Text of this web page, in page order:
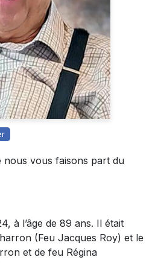
nous vous faisons part du
à l’âge de 89 ans. Il était
(Feu Jacques Roy) et le
et de feu Régina